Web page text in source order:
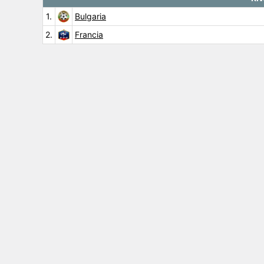
1.
Bulgaria
2.
Francia